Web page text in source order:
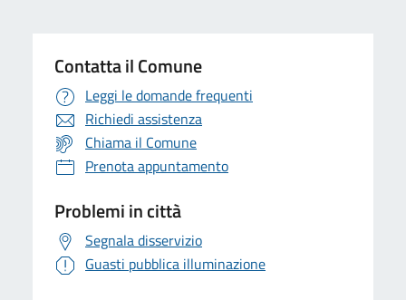
Contatta il Comune
Leggi le domande frequenti
Richiedi assistenza
Chiama il Comune
Prenota appuntamento
Problemi in città
Segnala disservizio
Guasti pubblica illuminazione